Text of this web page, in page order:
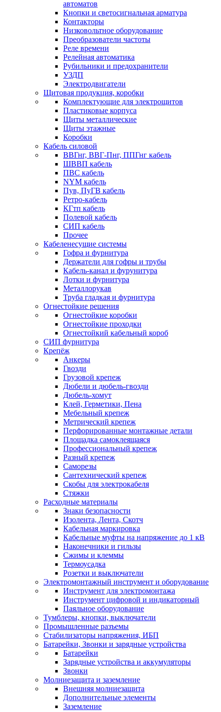
автоматов
Кнопки и светосигнальная арматура
Контакторы
Низковольтное оборудование
Преобразователи частоты
Реле времени
Релейная автоматика
Рубильники и предохранители
УЗДП
Электродвигатели
Щитовая продукция, коробки
Комплектующие для электрощитов
Пластиковые корпуса
Щиты металлические
Щиты этажные
Коробки
Кабель силовой
ВВГнг, ВВГ-Пнг, ППГнг кабель
ШВВП кабель
ПВС кабель
NYM кабель
Пув, ПуГВ кабель
Ретро-кабель
КГтп кабель
Полевой кабель
СИП кабель
Прочее
Кабеленесущие системы
Гофра и фурнитура
Держатели для гофры и трубы
Кабель-канал и фурунитура
Лотки и фурнитура
Металлорукав
Труба гладкая и фурнитура
Огнестойкие решения
Огнестойкие коробки
Огнестойкие проходки
Огнестойкий кабельный короб
СИП фурнитура
Крепёж
Анкеры
Гвозди
Грузовой крепеж
Дюбели и дюбель-гвозди
Дюбель-хомут
Клей, Герметики, Пена
Мебельный крепеж
Метрический крепеж
Перфорированные монтажные детали
Площадка самоклеящаяся
Профессиональный крепеж
Разный крепеж
Саморезы
Сантехнический крепеж
Скобы для электрокабеля
Стяжки
Расходные материалы
Знаки безопасности
Изолента, Лента, Скотч
Кабельная маркировка
Кабельные муфты на напряжение до 1 кВ
Наконечники и гильзы
Сжимы и клеммы
Термоусадка
Розетки и выключатели
Электромонтажный инструмент и оборудование
Инструмент для электромонтажа
Инструмент цифровой и индикаторный
Паяльное оборудование
Тумблеры, кнопки, выключатели
Промышленные разъемы
Стабилизаторы напряжения, ИБП
Батарейки, Звонки и зарядные устройства
Батарейки
Зарядные устройства и аккумуляторы
Звонки
Молниезащита и заземление
Внешняя молниезащита
Дополнительные элементы
Заземление